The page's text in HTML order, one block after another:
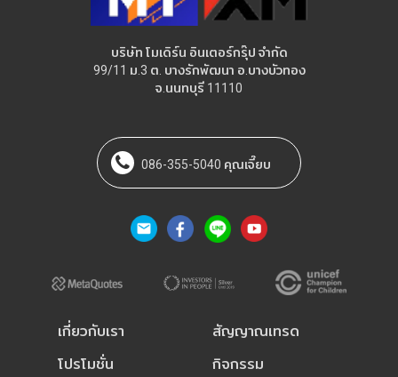
บริษัท โมเดิร์น อินเตอร์กรุ๊ป จำกัด
99/11 ม.3 ต. บางรักพัฒนา อ.บางบัวทอง
จ.นนทบุรี 11110
086-355-5040 คุณเจี๊ยบ
เกี่ยวกับเรา
โปรโมชั่น
สัญญาณเทรด
กิจกรรม